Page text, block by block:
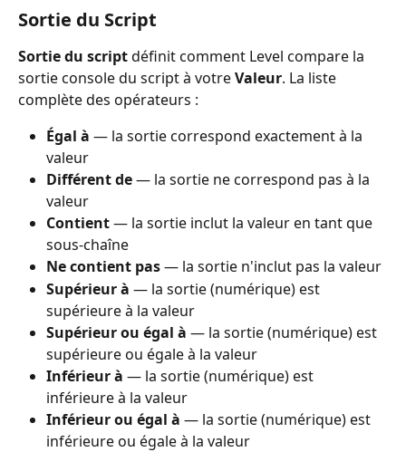
Sortie du Script
Sortie du script définit comment Level compare la
sortie console du script à votre Valeur. La liste
complète des opérateurs :
Égal à — la sortie correspond exactement à la
valeur
Différent de — la sortie ne correspond pas à la
valeur
Contient — la sortie inclut la valeur en tant que
sous-chaîne
Ne contient pas — la sortie n'inclut pas la valeur
Supérieur à — la sortie (numérique) est
supérieure à la valeur
Supérieur ou égal à — la sortie (numérique) est
supérieure ou égale à la valeur
Inférieur à — la sortie (numérique) est
inférieure à la valeur
Inférieur ou égal à — la sortie (numérique) est
inférieure ou égale à la valeur